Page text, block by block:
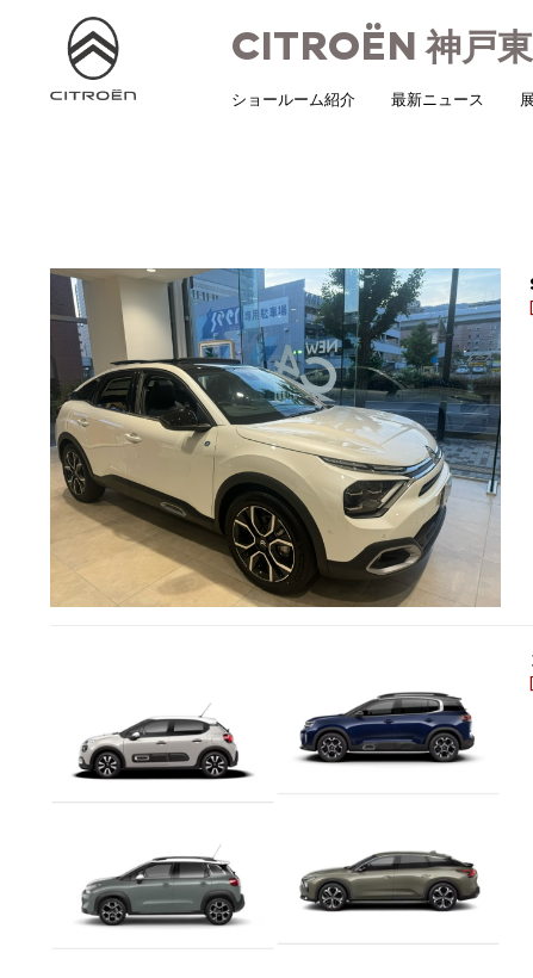
CITROËN神戸東
ショールーム紹介 最新ニュース